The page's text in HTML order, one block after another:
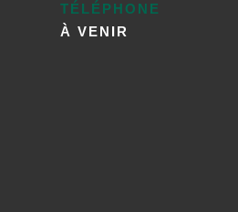
TÉLÉPHONE
À VENIR